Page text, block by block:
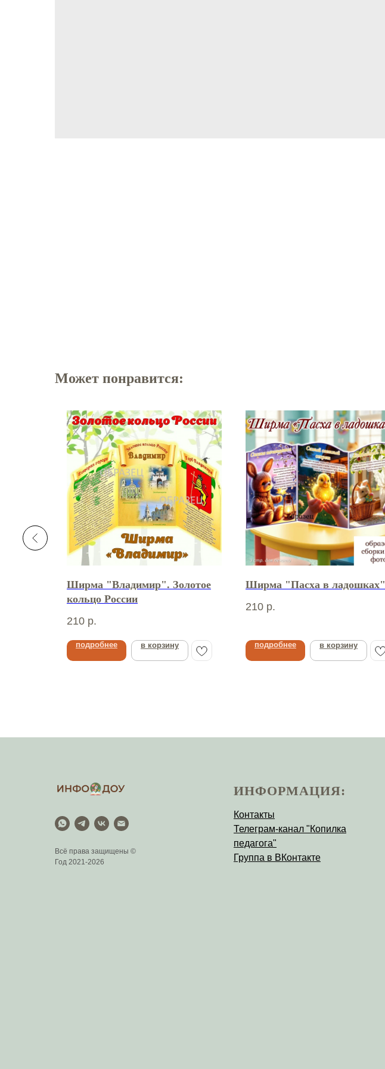
Может понравится:
Ширма "Владимир". Золотое
кольцо России
210 р.
подробнее в корзину
Ширма "Пасха в ладошках"
210 р.
подробнее в корзину
Всё права защищены ©
Год 2021-2026
ИНФОРМАЦИЯ:
Контакты
Телеграм-канал "Копилка
педагога"
Группа в ВКонтакте